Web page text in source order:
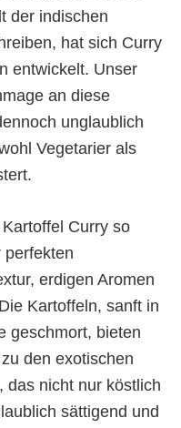
der indischen
hat sich Curry
entwickelt. Unser
an diese
unglaublich
Vegetarier als
Curry so
perfekten
erdigen Aromen
Kartoffeln, sanft in
geschmort, bieten
den exotischen
das nicht nur köstlich
sättigend und